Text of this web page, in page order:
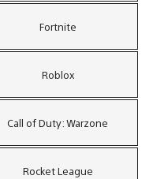
Fortnite
Roblox
Call of Duty: Warzone
Rocket League